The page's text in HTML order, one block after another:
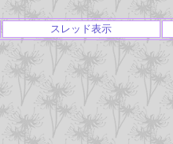
スレッド表示